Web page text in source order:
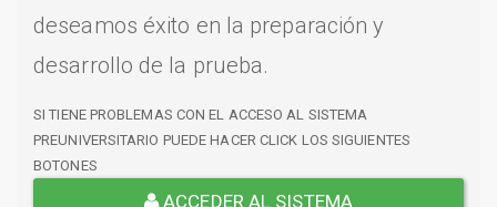
deseamos éxito en la preparación y
desarrollo de la prueba.
SI TIENE PROBLEMAS CON EL ACCESO AL SISTEMA
PREUNIVERSITARIO PUEDE HACER CLICK LOS SIGUIENTES
BOTONES
ACCEDER AL SISTEMA